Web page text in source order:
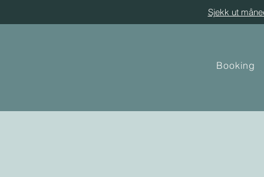
Sjekk ut
Booking